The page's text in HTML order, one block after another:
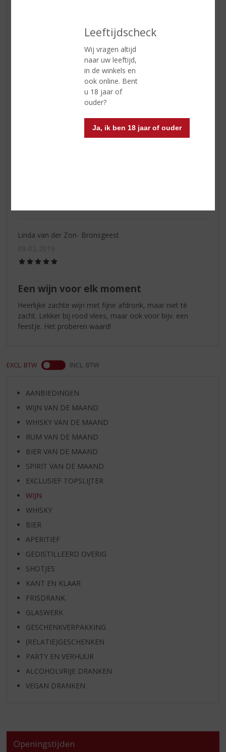
Leeftijdscheck
Wij vragen altijd
naar uw leeftijd,
in de winkels en
ook online. Bent
u 18 jaar of
ouder?
Ja, ik ben 18 jaar of ouder
Een goede wijn voor weinig
Deze wijn is in goede balans zowel de smaak als afdronk ,
een topper voor weinig , direct vier dozen mee genomen !
Linda van der Zon- Bronsgeest
09-02-2019
Een wijn voor elk moment
Heerlijke zachte wijn met fijne afdronk, maar niet té
zacht. Lekker bij rood vlees, maar ook voor bijv. een
feestje. Het proberen waard!
EXCL. BTW INCL. BTW
AANBIEDINGEN
WIJN VAN DE MAAND
WHISKY VAN DE MAAND
RUM VAN DE MAAND
BIER VAN DE MAAND
SPIRIT VAN DE MAAND
EXCLUSIEF TOPSLIJTER
WIJN
WHISKY
BIER
APERITIEF
GEDISTILLEERD OVERIG
SHOTJES
KANT EN KLAAR
FRISDRANK
GLASWERK
GESCHENKVERPAKKING
(RELATIE)GESCHENKEN
PARTY EN VERHUUR
ALCOHOLVRIJE DRANKEN
VEGAN DRANKEN
Openingstijden